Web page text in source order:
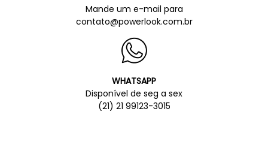
Mande um e-mail para
contato@powerlook.com.br
WHATSAPP
Disponível de seg a sex
(21) 21 99123-3015